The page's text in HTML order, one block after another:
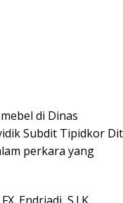
di Dinas
Subdit Tipidkor Dit
perkara yang